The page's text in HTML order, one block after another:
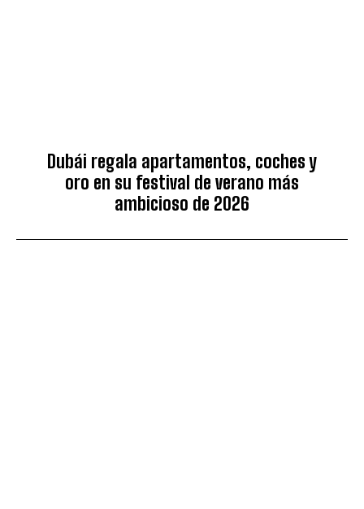
Dubái regala apartamentos, coches y
oro en su festival de verano más
ambicioso de 2026